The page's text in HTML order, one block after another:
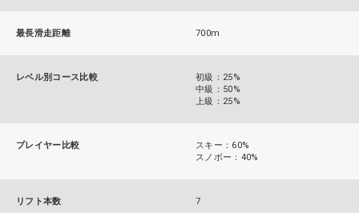
最長滑走距離 700m
レベル別コース比較
初級：25%
中級：50%
上級：25%
プレイヤー比較
スキー：60%
スノボー：40%
リフト本数 7